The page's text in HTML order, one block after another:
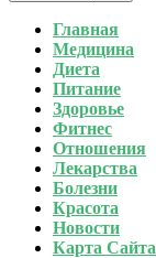
Главная
Медицина
Диета
Питание
Здоровье
Фитнес
Отношения
Лекарства
Болезни
Красота
Новости
Карта Сайта